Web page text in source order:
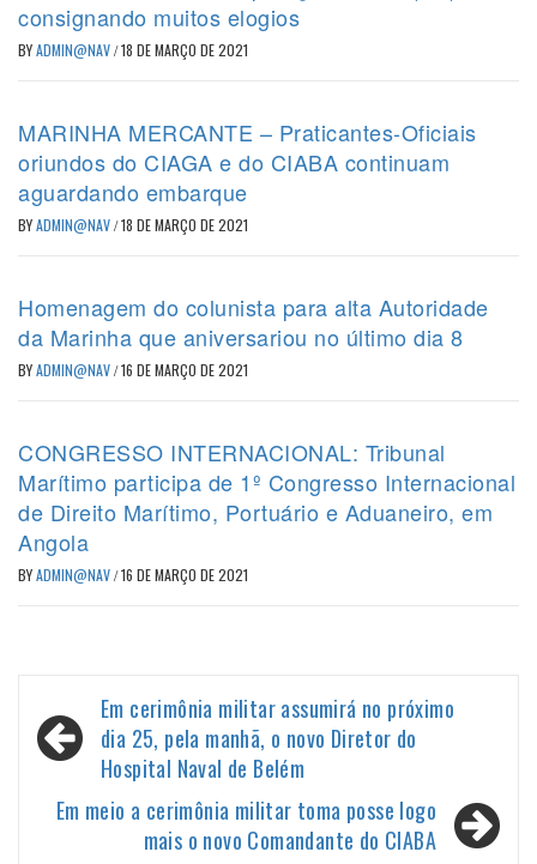
consignando muitos elogios
BYADMIN@NAV/18 DE MARÇO DE 2021
MARINHA MERCANTE – Praticantes-Oficiais
oriundos do CIAGA e do CIABA continuam
aguardando embarque
BYADMIN@NAV/18 DE MARÇO DE 2021
Homenagem do colunista para alta Autoridade
da Marinha que aniversariou no último dia 8
BYADMIN@NAV/16 DE MARÇO DE 2021
CONGRESSO INTERNACIONAL: Tribunal
Marítimo participa de 1º Congresso Internacional
de Direito Marítimo, Portuário e Aduaneiro, em
Angola
BYADMIN@NAV/16 DE MARÇO DE 2021
Navegação
de
Em cerimônia militar assumirá no próximo
dia 25, pela manhã, o novo Diretor do
Hospital Naval de Belém
Em meio a cerimônia militar toma posse logo
mais o novo Comandante do CIABA